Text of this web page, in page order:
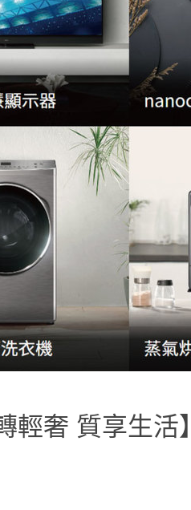
奢 質享生活】